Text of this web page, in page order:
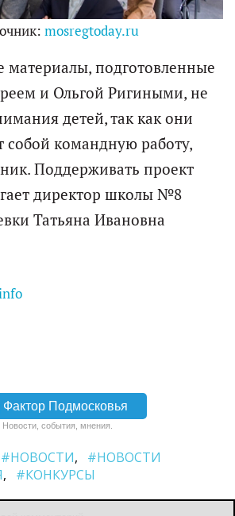
mosregtoday.ru
материалы, подготовленные
и Ольгой Ригиными, не
детей, так как они
собой командную работу,
Поддерживать проект
директор школы №8
Татьяна Ивановна
Фактор Подмосковья
Новости, события, мнения.
#НОВОСТИ
#НОВОСТИ
#КОНКУРСЫ